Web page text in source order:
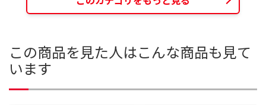
この商品を見た人はこんな商品も見て
います